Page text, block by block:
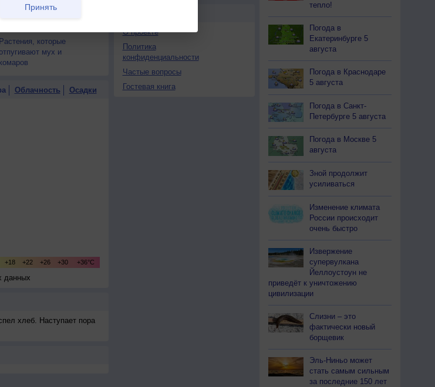
Успех и богатство - в
Растения, которые
мух и
комаров
Облачность Осадки
данных
хлеб. Наступает пора
О проекте
Политика
конфиденциальности
Частые вопросы
Гостевая книга
тепло!
Погода в
Екатеринбурге 5
августа
Погода в Краснодаре
5 августа
Погода в Санкт-
Петербурге 5 августа
Погода в Москве 5
августа
Зной продолжит
усиливаться
Изменение климата
России происходит
очень быстро
Извержение
супервулкана
Йеллоустоун не
приведёт к уничтожению
цивилизации
Слизни – это
фактически новый
борщевик
Эль-Ниньо может
стать самым сильным
за последние 150 лет
Принять